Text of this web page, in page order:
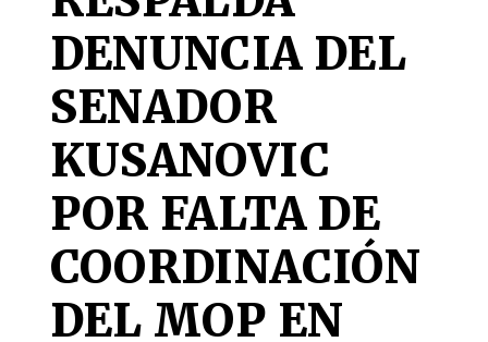
DENUNCIA DEL
SENADOR
KUSANOVIC
POR FALTA DE
COORDINACIÓN
DEL MOP EN